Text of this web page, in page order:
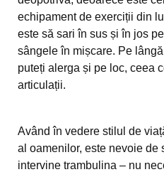
echipament de exerciții din
este să sari în sus și în jos
sângele în mișcare. Pe
puteți alerga și pe loc, ceea
articulații.
Având în vedere stilul de
al oamenilor, este nevoie de
intervine trambulina – nu